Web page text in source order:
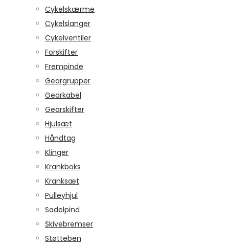
Cykelskærme
Cykelslanger
Cykelventiler
Forskifter
Frempinde
Geargrupper
Gearkabel
Gearskifter
Hjulsæt
Håndtag
Klinger
Krankboks
Kranksæt
Pulleyhjul
Sadelpind
Skivebremser
Støtteben